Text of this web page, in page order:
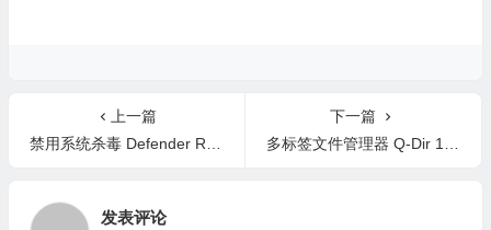
上一篇
禁用系统杀毒 Defender Remover 13.0.0 英文版/汉化版
下一篇
多标签文件管理器 Q-Dir 12.66 中文绿色版
发表评论